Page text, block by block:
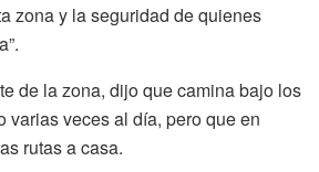
zona y la seguridad de quienes
de la zona, dijo que camina bajo los
varias veces al día, pero que en
rutas a casa.